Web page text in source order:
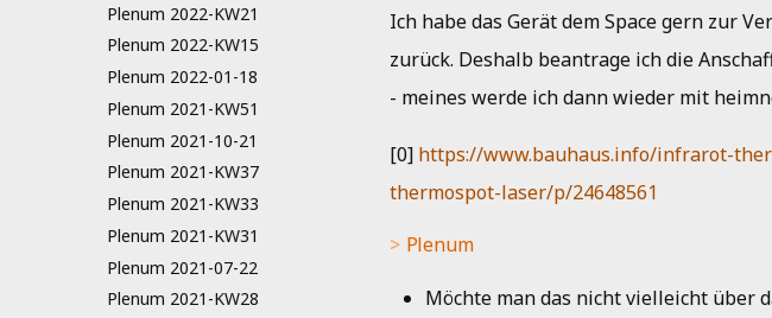
Plenum 2022-KW21
Plenum 2022-KW15
Plenum 2022-01-18
Plenum 2021-KW51
Plenum 2021-10-21
Plenum 2021-KW37
Plenum 2021-KW33
Plenum 2021-KW31
Plenum 2021-07-22
Plenum 2021-KW28
Ich habe das Gerät dem Space gern zur
zurück. Deshalb beantrage ich die
- meines werde ich dann wieder mit
[0] https://www.bauhaus.info/infrarot-
thermospot-laser/p/24648561
Plenum
Möchte man das nicht vielleicht über